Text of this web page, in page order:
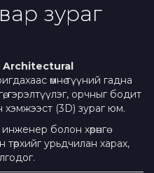
зураг
Architectural
өмнө түүний гадна
гэрэлтүүлэг, орчныг бодит
хэмжээст (3D) зураг юм.
болон хөрөнгө
урьдчилан харах,